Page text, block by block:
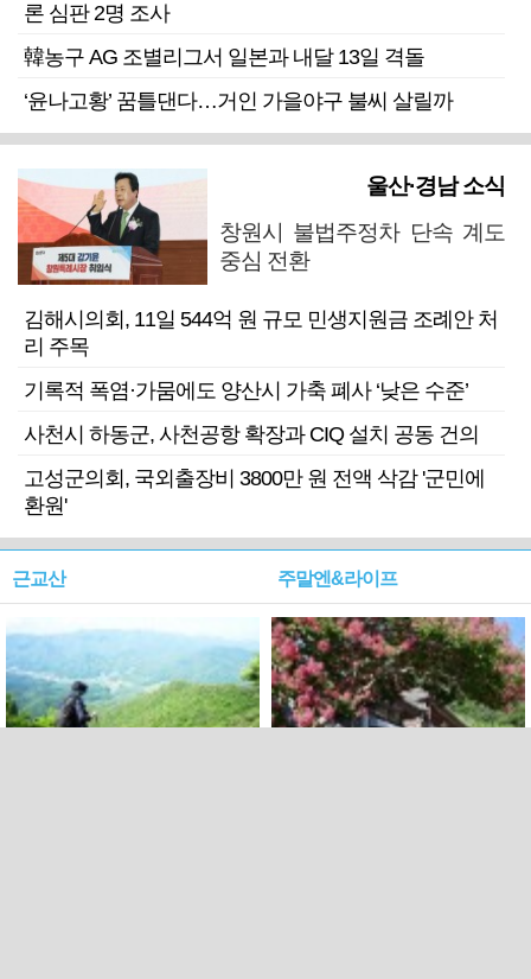
론 심판 2명 조사
韓농구 AG 조별리그서 일본과 내달 13일 격돌
‘윤나고황’ 꿈틀댄다…거인 가을야구 불씨 살릴까
울산·경남 소식
창원시 불법주정차 단속 계도
중심 전환
김해시의회, 11일 544억 원 규모 민생지원금 조례안 처
리 주목
기록적 폭염·가뭄에도 양산시 가축 폐사 ‘낮은 수준’
사천시 하동군, 사천공항 확장과 CIQ 설치 공동 건의
고성군의회, 국외출장비 3800만 원 전액 삭감 '군민에
환원'
근교산 주말엔&라이프